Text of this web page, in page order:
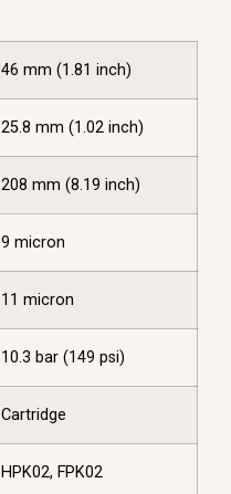
46 mm (1.81 inch)
25.8 mm (1.02 inch)
208 mm (8.19 inch)
9 micron
11 micron
10.3 bar (149 psi)
Cartridge
HPK02, FPK02